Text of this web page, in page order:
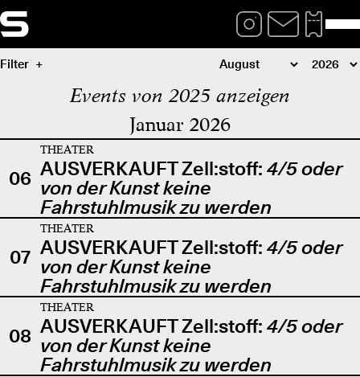
Filter
Events von 2025 anzeigen
Januar 2026
06
THEATER
AUSVERKAUFT Zell:stoff: 4/5 oder
von der Kunst keine
Fahrstuhlmusik zu werden
07
THEATER
AUSVERKAUFT Zell:stoff: 4/5 oder
von der Kunst keine
Fahrstuhlmusik zu werden
08
THEATER
AUSVERKAUFT Zell:stoff: 4/5 oder
von der Kunst keine
Fahrstuhlmusik zu werden